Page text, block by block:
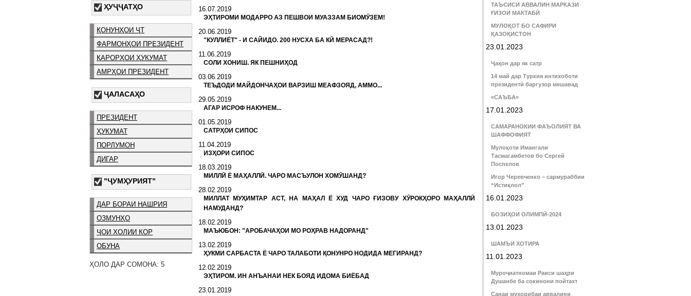
ҲУҶҶАТҲО
ҚОНУНҲОИ ҶТ
ФАРМОНҲОИ ПРЕЗИДЕНТ
ҚАРОРҲОИ ҲУКУМАТ
АМРҲОИ ПРЕЗИДЕНТ
ҶАЛАСАҲО
ПРЕЗИДЕНТ
ҲУКУМАТ
ПОРЛУМОН
ДИГАР
"ҶУМҲУРИЯТ"
ДАР БОРАИ НАШРИЯ
ОЗМУНҲО
ҶОИ ХОЛИИ КОР
ОБУНА
ҲОЛО ДАР СОМОНА: 5
16.07.2019
ЭҲТИРОМИ МОДАРРО АЗ ПЕШВОИ МУАЗЗАМ БИОМӮЗЕМ!
20.06.2019
"КУЛЛИЁТ" - И САЙИДО. 200 НУСХА БА КӢ МЕРАСАД?!
11.06.2019
СОЛИ ХОНИШ. ЯК ПЕШНИҲОД
03.06.2019
ТЕЪДОДИ МАЙДОНЧАҲОИ ВАРЗИШ МЕАФЗОЯД, АММО...
29.05.2019
АГАР ИСРОФ НАКУНЕМ...
01.05.2019
САТРҲОИ СИПОС
11.04.2019
ИЗҲОРИ СИПОС
18.03.2019
МИЛЛӢ Ё МАҲАЛЛӢ. ЧАРО МАСЪУЛОН ХОМӮШАНД?
28.02.2019
МИЛЛАТ МУҲИМТАР АСТ, НА МАҲАЛ Ё ХУД ЧАРО ҒИЗОВУ ХӮРОКҲОРО МАҲАЛЛӢ
НАМУДАНД?
18.02.2019
МАЪЮБОН: "АРОБАЧАҲОИ МО РОҲРАВ НАДОРАНД"
13.02.2019
ҲУКМИ САРБАСТА Ё ЧАРО ТАЛАБОТИ ҚОНУНРО НОДИДА МЕГИРАНД?
12.02.2019
ЭҲТИРОМ. ИН АНЪАНАИ НЕК БОЯД ИДОМА БИЁБАД
23.01.2019
ТАЪСИСИ АВВАЛИН МАРКАЗИ
ҒИЗОИ МАКТАБӢ
МУЛОҚОТ БО САФИРИ
ҚАЗОҚИСТОН
23.01.2023
Ҷаҳон дар як сатр
14 май дар Туркия интихоботи
президентӣ баргузор мешавад
«САЪБА»
17.01.2023
САМАРАНОКИИ ФАЪОЛИЯТ ВА
ШАФФОФИЯТ
Мулоқоти Имангали
Тасмагамбетов бо Сергей
Поспелов
Игор Черевченко – сармураббии
“Истиқлол”
16.01.2023
БОЗИҲОИ ОЛИМПӢ-2024
13.01.2023
ШАМЪИ ХОТИРА
11.01.2023
Муроҷиатномаи Раиси шаҳри
Душанбе ба сокинони пойтахт
Санаи муҳорибаи аввалини